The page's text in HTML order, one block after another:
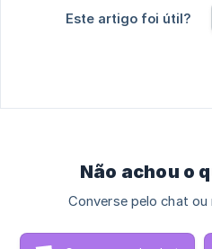
Este artigo foi útil?
Não achou o
Converse pelo chat ou